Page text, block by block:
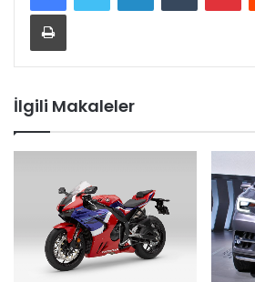
İlgili Makaleler